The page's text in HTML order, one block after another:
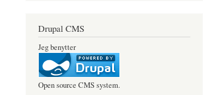
Drupal CMS
Jeg benytter
Open source CMS system.